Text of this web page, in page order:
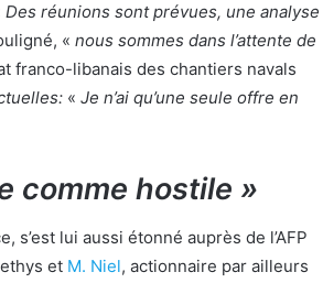
Des réunions sont prévues, une analyse
« nous sommes dans l’attente de
franco-libanais des chantiers navals
« Je n’ai qu’une seule offre en
comme hostile »
lui aussi étonné auprès de l’AFP
et M. Niel, actionnaire par ailleurs